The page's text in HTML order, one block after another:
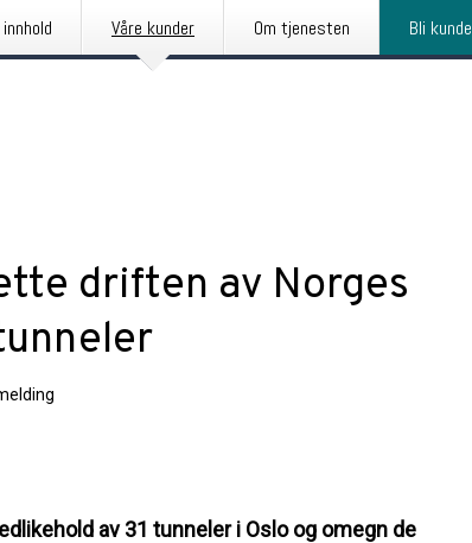
Våre kunder Om tjenesten Bli kunde
driften av Norges
av 31 tunneler i Oslo og omegn de